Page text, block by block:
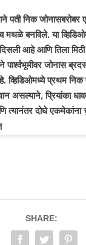
पती निक
मथळे बनविले. या
दिसली आहे आणि तिला
पार्श्वभूमीवर जोनास
व्हिडिओमध्ये प्रथम निक
असल्याने, प्रियांका
त्यानंतर दोघे
SHARE: